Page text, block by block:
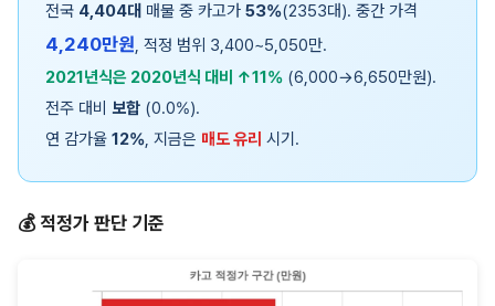
전국 4,404대 매물 중 카고가 53%(2353대). 중간 가격
4,240만원, 적정 범위 3,400~5,050만.
2021년식은 2020년식 대비 ↑11% (6,000→6,650만원).
전주 대비 보합 (0.0%).
연 감가율 12%, 지금은 매도 유리 시기.
💰 적정가 판단 기준